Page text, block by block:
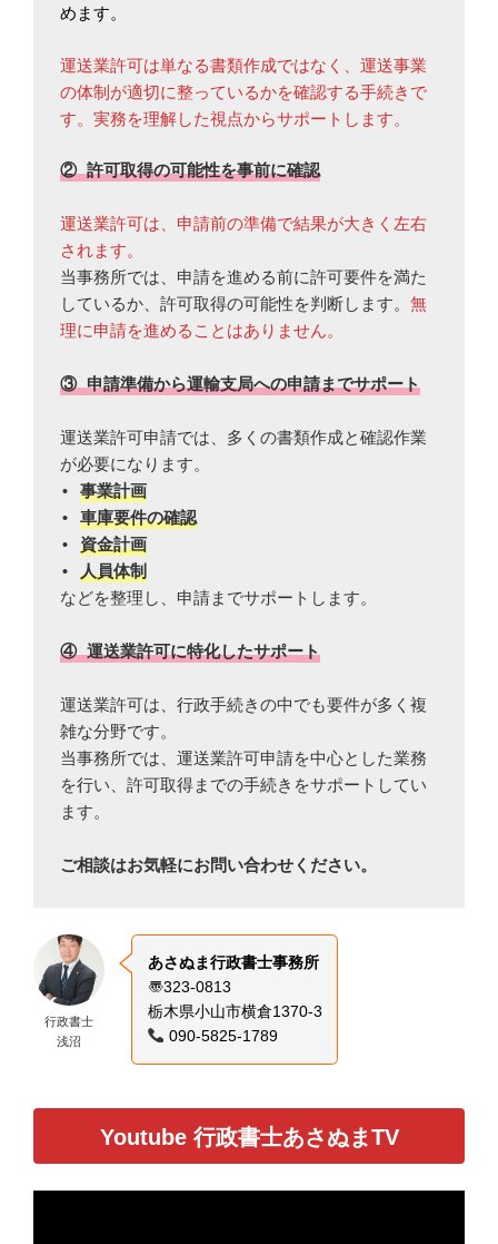
めます。
運送業許可は単なる書類作成ではなく、 運送事業
の体制が適切に整っているかを確認する手続き で
す。 実務を理解した視点からサポートします。
② 許可取得の可能性を事前に確認
運送業許可は、申請前の準備で結果が大きく左右
されます。
当事務所では、申請を進める前に許可要件を満た
しているか、許可取得の可能性を判断します。 無
理に申請を進めることはありません。
③ 申請準備から運輸支局への申請までサポート
運送業許可申請では、多くの書類作成と確認作業
が必要になります。
• 事業計画
• 車庫要件の確認
• 資金計画
• 人員体制
などを整理し、申請までサポートします。
④ 運送業許可に特化したサポート
運送業許可は、行政手続きの中でも要件が多く複
雑な分野です。
当事務所では、運送業許可申請を中心とした業務
を行い、許可取得までの手続きをサポートしてい
ます。
ご相談はお気軽にお問い合わせください。
行政書士
浅沼
あさぬま行政書士事務所
〠323-0813
栃木県小山市横倉1370-3
090-5825-1789
Youtube 行政書士あさぬまTV